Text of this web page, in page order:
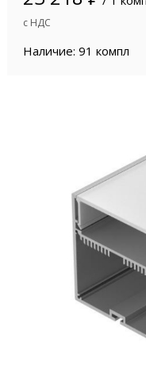
с НДС
Наличие: 91 компл